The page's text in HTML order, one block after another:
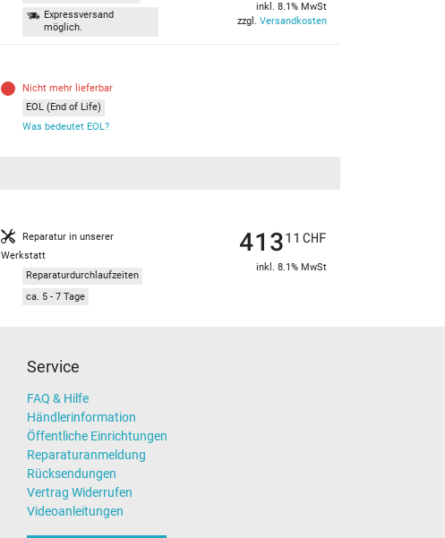
Expressversand
möglich.
inkl. 8.1% MwSt
zzgl. Versandkosten
Nicht mehr lieferbar
EOL (End of Life)
Was bedeutet EOL?
Reparatur in unserer
Werkstatt
Reparaturdurchlaufzeiten
ca. 5 - 7 Tage
41311 CHF
inkl. 8.1% MwSt
Service
FAQ & Hilfe
Händlerinformation
Öffentliche Einrichtungen
Reparaturanmeldung
Rücksendungen
Vertrag Widerrufen
Videoanleitungen